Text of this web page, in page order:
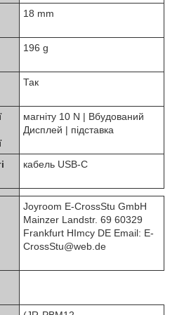
18 mm
196 g
Так
магнітy 10 N | Вбудований
Дисплей | підставка
кабель USB-C
Joyroom E-CrossStu GmbH
Mainzer Landstr. 69 60329
Frankfurt НІmcy DE Email: E-
CrossStu@web.de